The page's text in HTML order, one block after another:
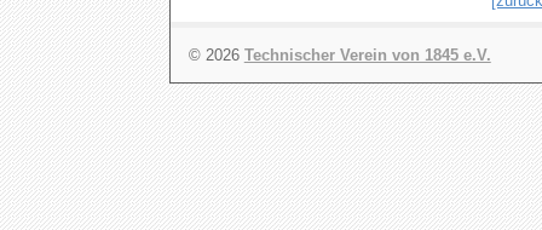
© 2026 Technischer Verein von 1845 e.V.